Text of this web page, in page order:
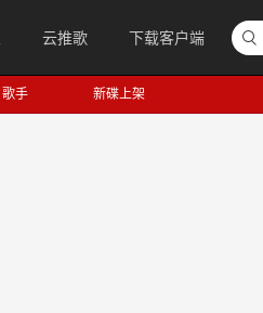
云推歌 下载客户端
歌手 新碟上架